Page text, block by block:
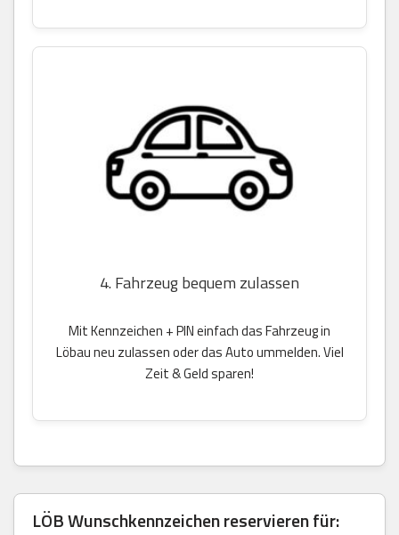
4. Fahrzeug bequem zulassen
Mit Kennzeichen + PIN einfach das Fahrzeug in
Löbau neu zulassen oder das Auto ummelden. Viel
Zeit & Geld sparen!
LÖB Wunschkennzeichen reservieren für: